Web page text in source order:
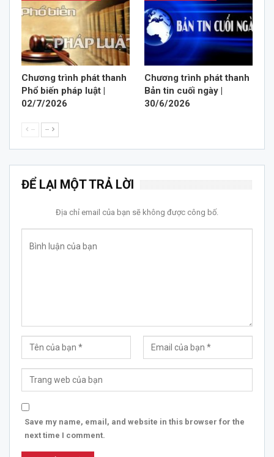
Chương trình phát thanh
Phổ biến pháp luật |
02/7/2026
Chương trình phát thanh
Bản tin cuối ngày |
30/6/2026
-- --
ĐỂ LẠI MỘT TRẢ LỜI
Địa chỉ email của bạn sẽ không được công bố.
Save my name, email, and website in this browser for the
next time I comment.